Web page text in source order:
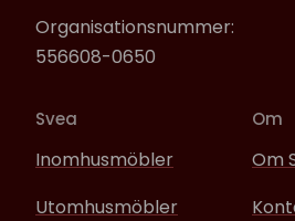
Organisationsnummer:
556608-0650
Svea
Inomhusmöbler
Utomhusmöbler
Om
Om